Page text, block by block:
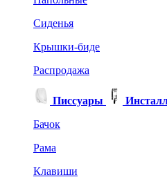
Сиденья
Крышки-биде
Распродажа
Писсуары
Бачок
Рама
Клавиши